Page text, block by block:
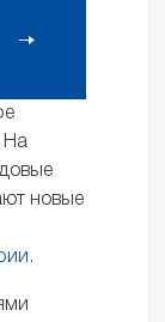
На
новые
.